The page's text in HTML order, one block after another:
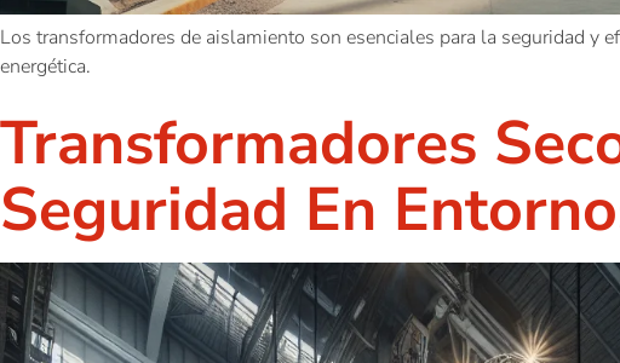
Los transformadores de aislamiento son esenciales para la seguridad y
energética.
Transformadores
Seguridad En